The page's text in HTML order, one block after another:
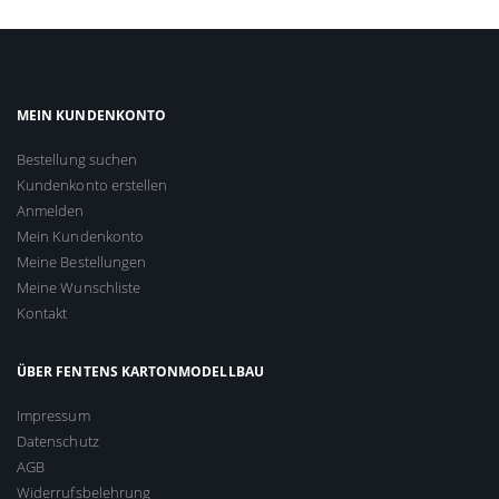
MEIN KUNDENKONTO
Bestellung suchen
Kundenkonto erstellen
Anmelden
Mein Kundenkonto
Meine Bestellungen
Meine Wunschliste
Kontakt
ÜBER FENTENS KARTONMODELLBAU
Impressum
Datenschutz
AGB
Widerrufsbelehrung